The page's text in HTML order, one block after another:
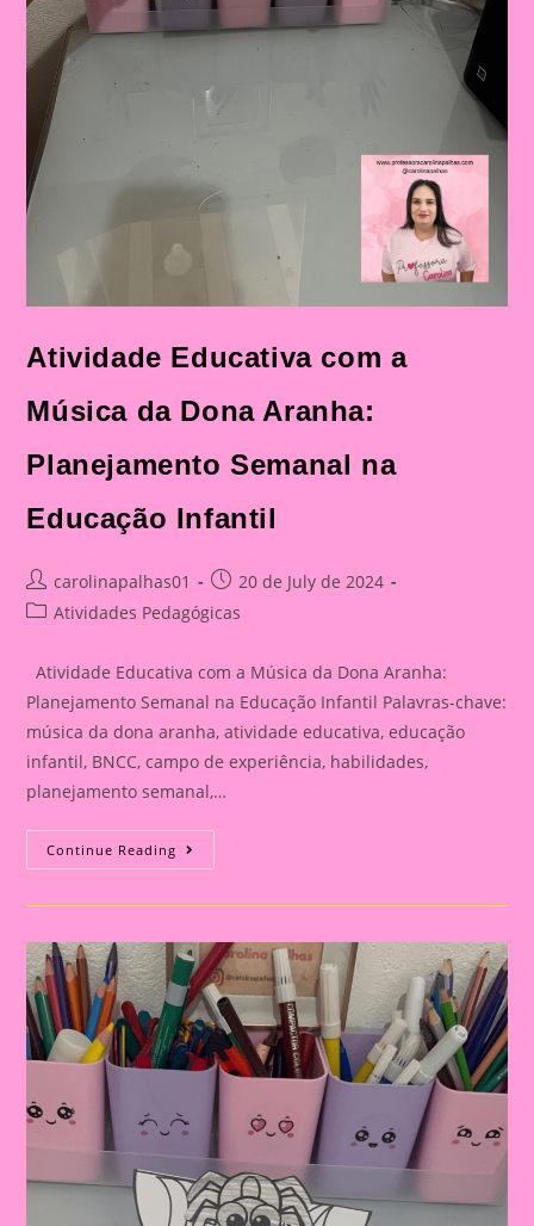
Atividade Educativa com a
Música da Dona Aranha:
Planejamento Semanal na
Educação Infantil
Post
author:
carolinapalhas01
Post
published:
20 de July de 2024
PostAtividades Pedagógicas
Atividade Educativa com a Música da Dona Aranha:
Planejamento Semanal na Educação Infantil Palavras-chave:
música da dona aranha, atividade educativa, educação
infantil, BNCC, campo de experiência, habilidades,
planejamento semanal,…
Continue Reading Atividade
Educativa
Dona
Aranha:
Planejamento
Semanal
Na
Educação
Infantil